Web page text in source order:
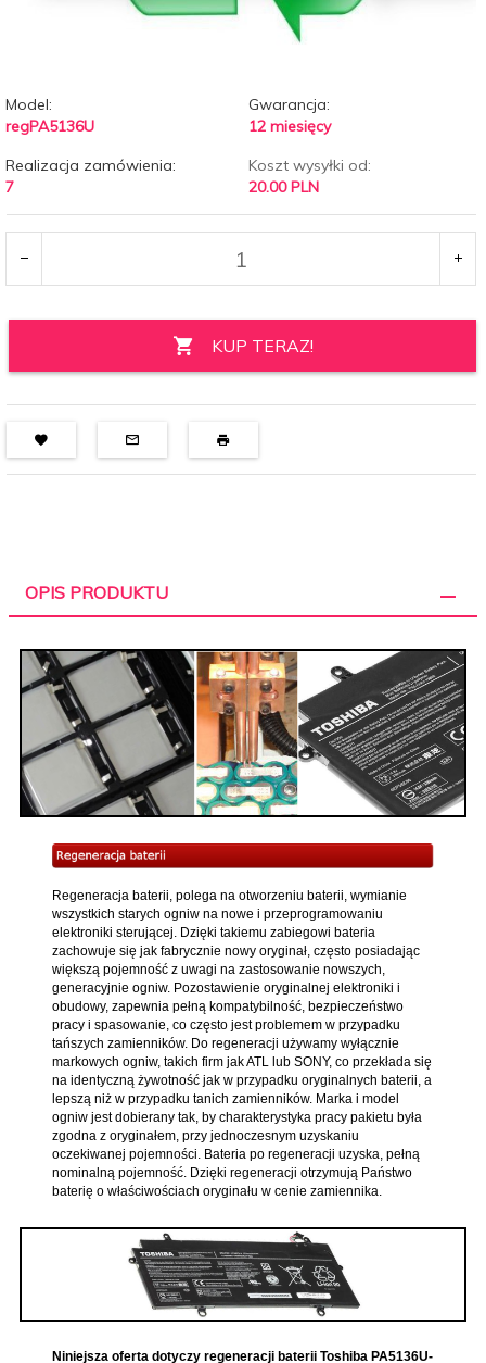
Model:
regPA5136U
Gwarancja:
12 miesięcy
Realizacja zamówienia:
7
Koszt wysyłki od:
20.00 PLN
KUP TERAZ!
OPIS PRODUKTU
Regeneracja baterii, polega na otworzeniu baterii, wymianie
wszystkich starych ogniw na nowe i przeprogramowaniu
elektroniki sterującej. Dzięki takiemu zabiegowi bateria
zachowuje się jak fabrycznie nowy oryginał, często posiadając
większą pojemność z uwagi na zastosowanie nowszych,
generacyjnie ogniw. Pozostawienie oryginalnej elektroniki i
obudowy, zapewnia pełną kompatybilność, bezpieczeństwo
pracy i spasowanie, co często jest problemem w przypadku
tańszych zamienników. Do regeneracji używamy wyłącznie
markowych ogniw, takich firm jak ATL lub SONY, co przekłada się
na identyczną żywotność jak w przypadku oryginalnych baterii, a
lepszą niż w przypadku tanich zamienników. Marka i model
ogniw jest dobierany tak, by charakterystyka pracy pakietu była
zgodna z oryginałem, przy jednoczesnym uzyskaniu
oczekiwanej pojemności. Bateria po regeneracji uzyska, pełną
nominalną pojemność. Dzięki regeneracji otrzymują Państwo
baterię o właściwościach oryginału w cenie zamiennika.
Niniejsza oferta dotyczy regeneracji baterii Toshiba PA5136U-